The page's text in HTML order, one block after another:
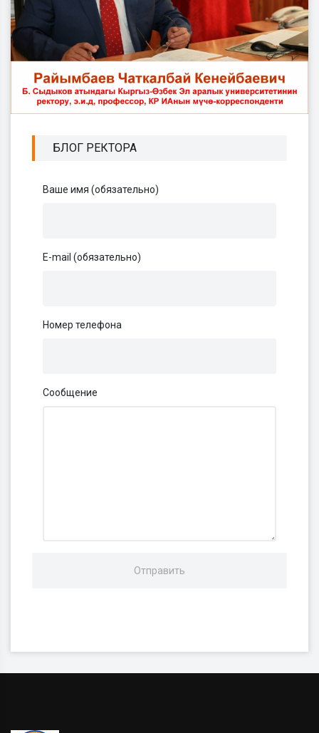
БЛОГ РЕКТОРА
Ваше имя (обязательно)
E-mail (обязательно)
Номер телефона
Сообщение